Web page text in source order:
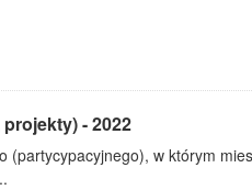
- 2022
(partycypacyjnego), w którym